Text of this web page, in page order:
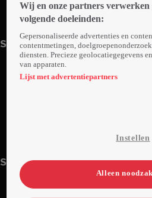
16. Aflevering 16
Seizoen 5
35.
Seizoen 4
Wij en onze partners verwerken
volgende doeleinden:
Gepersonaliseerde advertenties en
contentmetingen,
diensten. Precieze geolocatiegegevens
van apparaten.
Lijst met advertentiepartners
Instellen
Alleen